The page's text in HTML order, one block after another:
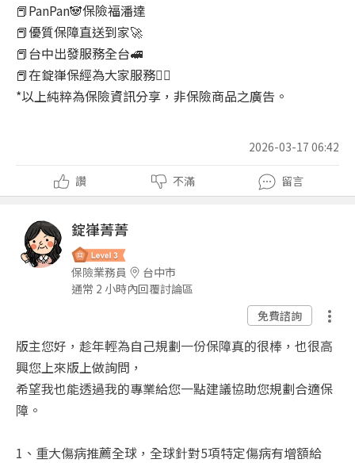
📕PanPan🐼保險福潘達
📕優質保障直送到家🚀
📕台中出發服務全台🚅
📕在錠嵂保經為大家服務🧑‍⚖️
*以上純粹為保險資訊分享，非保險商品之廣告。
2026-03-17 06:42
讚 不滿 留言
錠嵂菁菁
保險業務員
台中市
通常 2 小時內回覆討論區
免費諮詢
版主您好，趁年輕為自己規劃一份保障真的很棒，也很高
興您上來版上做詢問，
希望我也能透過我的專業給您一點建議協助您規劃合適保
障。
1、重大傷病推薦全球，全球針對5項特定傷病有增額給